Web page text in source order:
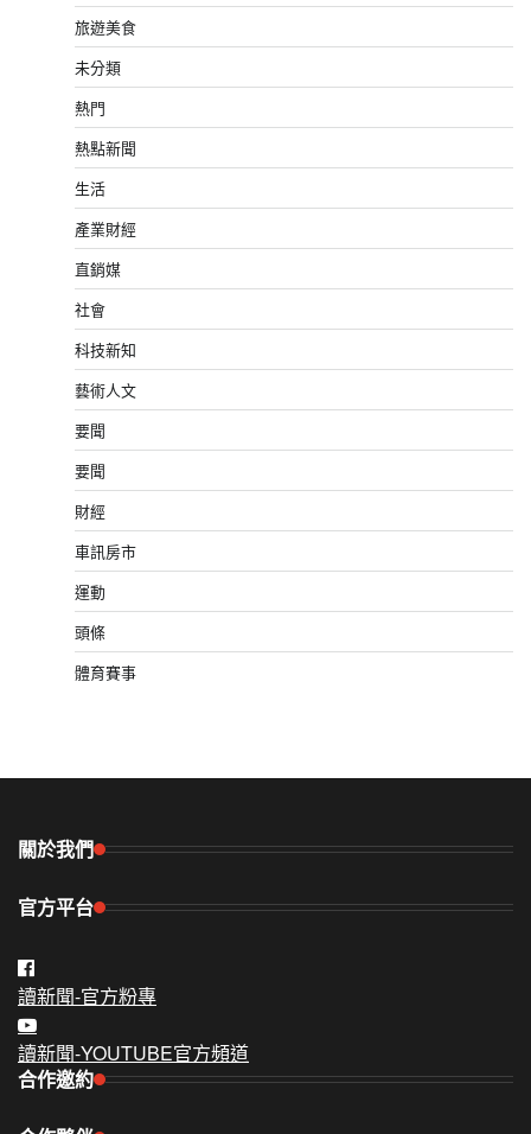
旅遊美食
未分類
熱門
熱點新聞
生活
產業財經
直銷媒
社會
科技新知
藝術人文
要聞
要聞
財經
車訊房市
運動
頭條
體育賽事
關於我們
官方平台
讀新聞-官方粉專
讀新聞-YOUTUBE官方頻道
合作邀約